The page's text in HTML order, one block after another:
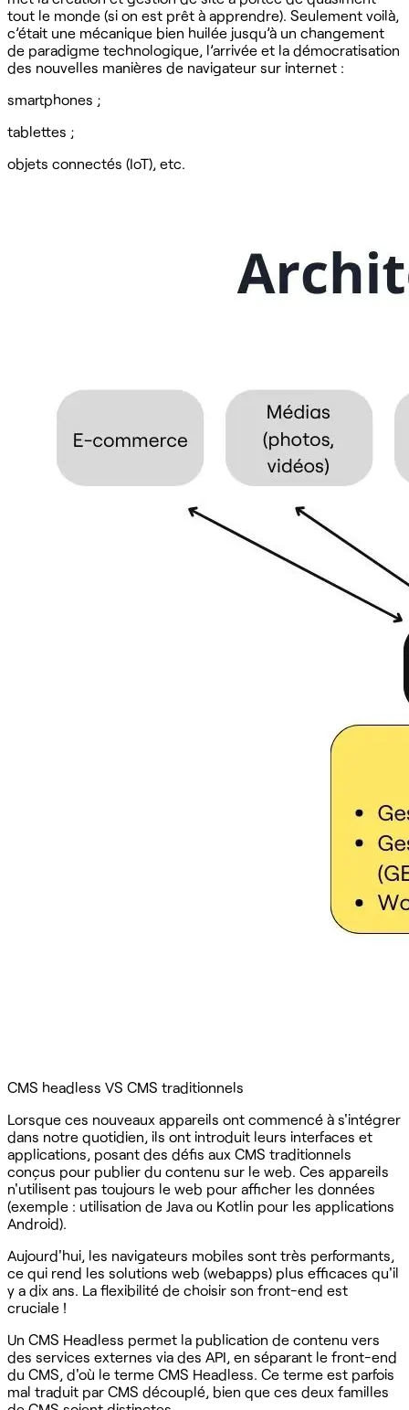
tout le monde (si on est prêt à apprendre). Seulement voilà,
c’était une mécanique bien huilée jusqu’à un changement
de paradigme technologique, l’arrivée et la démocratisation
des nouvelles manières de navigateur sur internet :
smartphones ;
tablettes ;
objets connectés (IoT), etc.
CMS headless VS CMS traditionnels
Lorsque ces nouveaux appareils ont commencé à s'intégrer
dans notre quotidien, ils ont introduit leurs interfaces et
applications, posant des défis aux CMS traditionnels
conçus pour publier du contenu sur le web. Ces appareils
n'utilisent pas toujours le web pour afficher les données
(exemple : utilisation de Java ou Kotlin pour les applications
Android). ‍
Aujourd'hui, les navigateurs mobiles sont très performants,
ce qui rend les solutions web (webapps) plus efficaces qu'il
y a dix ans. La flexibilité de choisir son front-end est
cruciale !
Un CMS Headless permet la publication de contenu vers
des services externes via des API, en séparant le front-end
du CMS, d'où le terme CMS Headless. Ce terme est parfois
mal traduit par CMS découplé, bien que ces deux familles